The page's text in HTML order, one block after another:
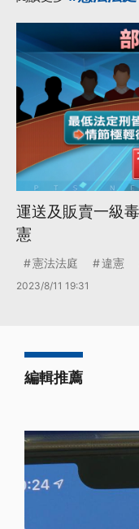
運送及販賣一級
憲
憲法法庭 違憲
2023/8/11 19:31
編輯推薦